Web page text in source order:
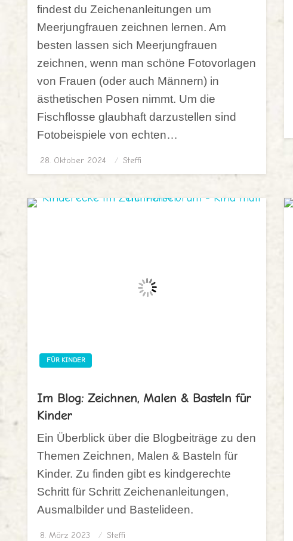
findest du Zeichenanleitungen um
Meerjungfrauen zeichnen lernen. Am
besten lassen sich Meerjungfrauen
zeichnen, wenn man schöne Fotovorlagen
von Frauen (oder auch Männern) in
ästhetischen Posen nimmt. Um die
Fischflosse glaubhaft darzustellen sind
Fotobeispiele von echten…
Posted
on
28. Oktober 2024 Steffi
FÜR KINDER
Im Blog: Zeichnen, Malen & Basteln für
Kinder
Ein Überblick über die Blogbeiträge zu den
Themen Zeichnen, Malen & Basteln für
Kinder. Zu finden gibt es kindgerechte
Schritt für Schritt Zeichenanleitungen,
Ausmalbilder und Bastelideen.
Posted
8. März 2023 Steffi